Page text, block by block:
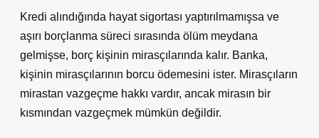
Kredi alındığında hayat sigortası yaptırılmamışsa ve
aşırı borçlanma süreci sırasında ölüm meydana
gelmişse, borç kişinin mirasçılarında kalır. Banka,
kişinin mirasçılarının borcu ödemesini ister. Mirasçıların
mirastan vazgeçme hakkı vardır, ancak mirasın bir
kısmından vazgeçmek mümkün değildir.